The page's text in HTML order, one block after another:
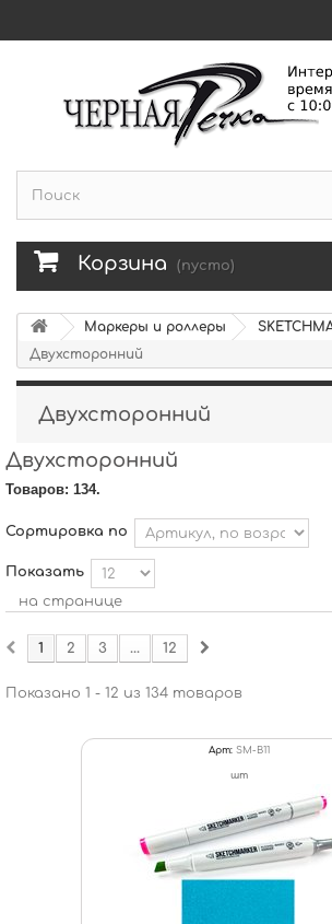
Корзина (пусто)
Маркеры и роллеры
Двухсторонний
Двухсторонний
Двухсторонний
Товаров: 134.
Сортировка по
Показать
на странице
1 2 3 ... 12
Показано 1 - 12 из 134 товаров
Арт: SM-B11
шт